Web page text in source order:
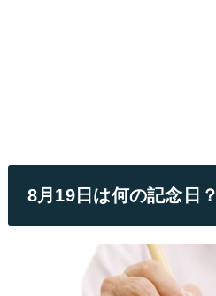
8月19日は何の記念日？